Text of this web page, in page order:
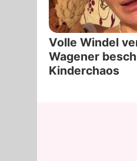
Volle Windel
Wagener
Kinderchaos